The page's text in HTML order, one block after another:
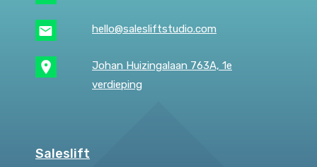
hello@salesliftstudio.com
Johan Huizingalaan 763A, 1e
verdieping
Saleslift